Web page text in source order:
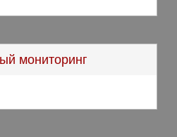
мониторинг